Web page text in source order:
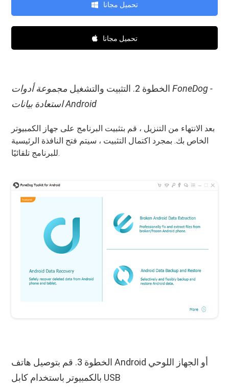
تحميل مجانا
تحميل مجانا
الخطوة 2. التثبيت والتشغيل
مجموعة أدوات FoneDog -
استعادة بيانات Android
بعد الانتهاء من التنزيل ، قم بتثبيت البرنامج على جهاز الكمبيوتر
الخاص بك. بمجرد اكتمال التثبيت ، سيتم فتح النافذة الرئيسية
للبرنامج تلقائيًا.
الخطوة 3. قم بتوصيل هاتف Android أو الجهاز اللوحي
بالكمبيوتر باستخدام كابل USB